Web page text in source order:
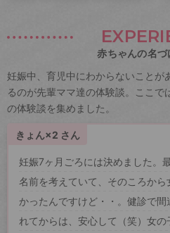
赤ちゃんの名
妊娠中、育児中にわからないことが
るのが先輩ママ達の体験談。ここで
の体験談を集めました。
きょん×2 さん
妊娠7ヶ月ごろには決めました。
名前を考えていて、そのころか
かったんですけど・・。健診で
れてからは、安心して（笑）女の